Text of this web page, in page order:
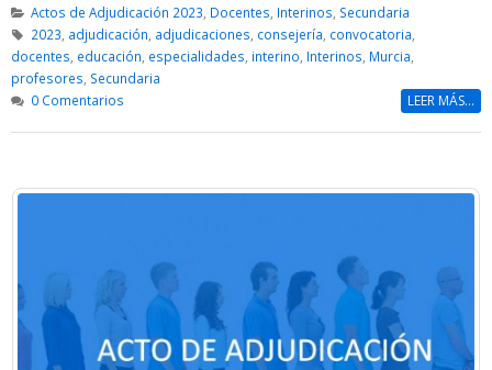
Actos de Adjudicación 2023 Docentes Interinos Secundaria
2023 adjudicación adjudicaciones consejería convocatoria
docentes educación especialidades interino Interinos Murcia
profesores Secundaria
0 Comentarios
LEER MÁS...